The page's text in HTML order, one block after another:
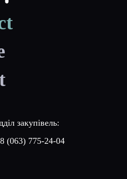
закупівель:
(063) 775-24-04